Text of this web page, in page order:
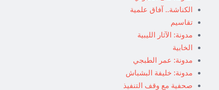
الكناشة.. آفاق علمية
تقاسيم
مدونة: الآثار الليبية
الخابية
مدونة: عمر الطبجي
مدونة: خليفة البشباش
صحفية مع وقف التنفيذ